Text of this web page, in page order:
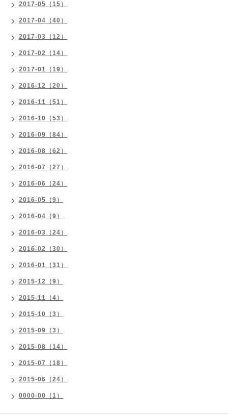
2017-05（15）
2017-04（40）
2017-03（12）
2017-02（14）
2017-01（19）
2016-12（20）
2016-11（51）
2016-10（53）
2016-09（84）
2016-08（62）
2016-07（27）
2016-06（24）
2016-05（9）
2016-04（9）
2016-03（24）
2016-02（30）
2016-01（31）
2015-12（9）
2015-11（4）
2015-10（3）
2015-09（3）
2015-08（14）
2015-07（18）
2015-06（24）
0000-00（1）